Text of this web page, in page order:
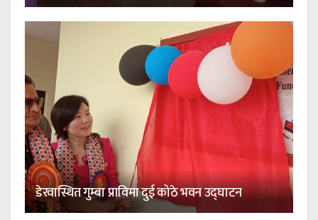
डेरवास्थित गुम्बा प्राविमा दुई कोठे भवन उद्घाटन